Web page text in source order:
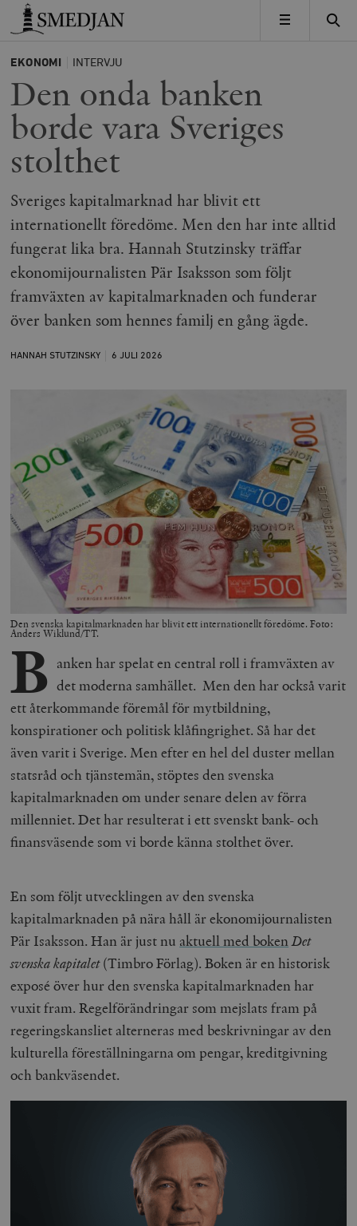
Timbro
MENY
EKONOMI INTERVJU
Den onda banken
borde vara Sveriges
stolthet
Sveriges kapitalmarknad har blivit ett
internationellt föredöme. Men den har inte alltid
fungerat lika bra. Hannah Stutzinsky träffar
ekonomijournalisten Pär Isaksson som följt
framväxten av kapitalmarknaden och funderar
över banken som hennes familj en gång ägde.
HANNAH STUTZINSKY 6 JULI 2026
Den svenska kapitalmarknaden har blivit ett internationellt föredöme. Foto:
Anders Wiklund/TT.
B anken har spelat en central roll i framväxten av
det moderna samhället. Men den har också varit
ett återkommande föremål för mytbildning,
konspirationer och politisk klåfingrighet. Så har det
även varit i Sverige. Men efter en hel del duster mellan
statsråd och tjänstemän, stöptes den svenska
kapitalmarknaden om under senare delen av förra
millenniet. Det har resulterat i ett svenskt bank- och
finansväsende som vi borde känna stolthet över.
En som följt utvecklingen av den svenska
kapitalmarknaden på nära håll är ekonomijournalisten
Pär Isaksson. Han är just nu aktuell med bokenDet
svenska kapitalet(Timbro Förlag). Boken är en historisk
exposé över hur den svenska kapitalmarknaden har
vuxit fram. Regelförändringar som mejslats fram på
regeringskansliet alterneras med beskrivningar av den
kulturella föreställningarna om pengar, kreditgivning
och bankväsendet.